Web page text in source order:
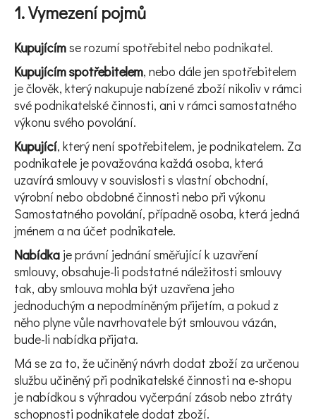
1. Vymezení pojmů
Kupujícímse rozumí spotřebitel nebo podnikatel.
Kupujícím spotřebitelem, nebo dále jen spotřebitelem
je člověk, který nakupuje nabízené zboží nikoliv v rámci
své podnikatelské činnosti, ani v rámci samostatného
výkonu svého povolání.
Kupující, který není spotřebitelem, je podnikatelem. Za
podnikatele je považována každá osoba, která
uzavírá smlouvy v souvislosti s vlastní obchodní,
výrobní nebo obdobné činnosti nebo při výkonu
Samostatného povolání, případně osoba, která jedná
jménem a na účet podnikatele.
Nabídka je právní jednání směřující k uzavření
smlouvy, obsahuje-li podstatné náležitosti smlouvy
tak, aby smlouva mohla být uzavřena jeho
jednoduchým a nepodmíněným přijetím, a pokud z
něho plyne vůle navrhovatele být smlouvou vázán,
bude-li nabídka přijata.
Má se za to, že učiněný návrh dodat zboží za určenou
službu učiněný při podnikatelské činnosti na e-shopu
je nabídkou s výhradou vyčerpání zásob nebo ztráty
schopnosti podnikatele dodat zboží.
j
e
t
e
n
a
j
í
t
?
HLEDAT
D
o